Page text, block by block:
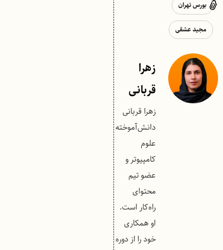
بورس تهران
مجید عشقی
زهرا
قربانی
زهرا قربانی
دانش‌آموخته
علوم
کامپیوتر و
عضو تیم
محتوای
راه‌کار است.
او همکاری
خود را از دوره